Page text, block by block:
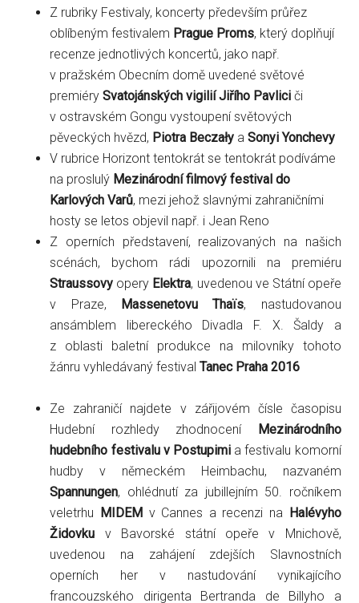
Z rubriky Festivaly, koncerty především průřez
oblíbeným festivalem Prague Proms, který doplňují
recenze jednotlivých koncertů, jako např.
v pražském Obecním domě uvedené světové
premiérySvatojánských vigilií Jiřího Pavlici či
v ostravském Gongu vystoupení světových
pěveckých hvězd, Piotra Beczały aSonyi Yonchevy
V rubrice Horizont tentokrát se tentokrát podíváme
na proslulý Mezinárodní filmový festival do
Karlových Varů, mezi jehož slavnými zahraničními
hosty se letos objevil např. i Jean Reno
Z operních představení, realizovaných na našich
scénách, bychom rádi upozornili na premiéru
Straussovy opery Elektra, uvedenou ve Státní opeře
v Praze, Massenetovu Thaïs, nastudovanou
ansámblem libereckého Divadla F. X. Šaldy a
z oblasti baletní produkce na milovníky tohoto
žánru vyhledávaný festivalTanec Praha 2016
Ze zahraničí najdete v zářijovém čísle časopisu
Hudební rozhledy zhodnocení Mezinárodního
hudebního festivalu v Postupimi a festivalu komorní
hudby v německém Heimbachu, nazvaném
Spannungen, ohlédnutí za jubillejním 50. ročníkem
veletrhu MIDEM v Cannes a recenzi na Halévyho
Židovku v Bavorské státní opeře v Mnichově,
uvedenou na zahájení zdejších Slavnostních
operních her v nastudování vynikajícího
francouzského dirigenta Bertranda de Billyho a